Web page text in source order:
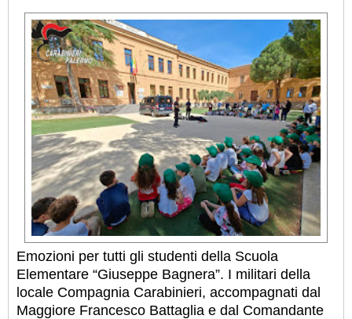
Emozioni per tutti gli studenti della Scuola
Elementare “Giuseppe Bagnera”. I militari della
locale Compagnia Carabinieri, accompagnati dal
Maggiore Francesco Battaglia e dal Comandante